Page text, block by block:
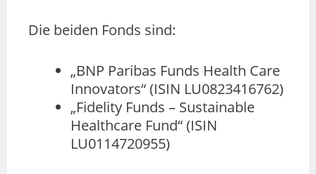
Die beiden Fonds sind:
„BNP Paribas Funds Health Care
Innovators“ (ISIN LU0823416762)
„Fidelity Funds – Sustainable
Healthcare Fund“ (ISIN
LU0114720955)